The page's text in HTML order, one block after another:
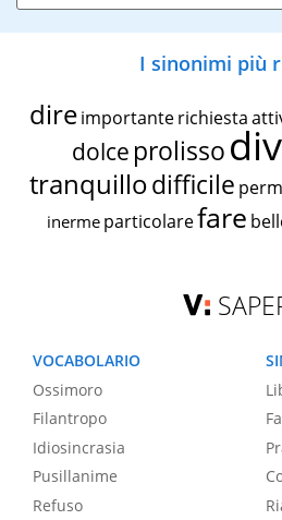
I sinonimi più
dire importante richiesta
dolce prolisso
tranquillodifficile
inerme particolarefare
VOCABOLARIO
Ossimoro
Filantropo
Idiosincrasia
Pusillanime
Refuso